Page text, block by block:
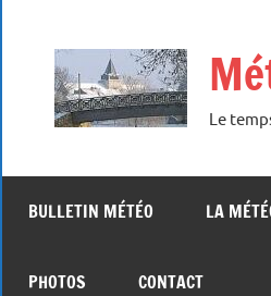
contenu
Le
BULLETIN MÉTÉO LA
PHOTOS CONTACT